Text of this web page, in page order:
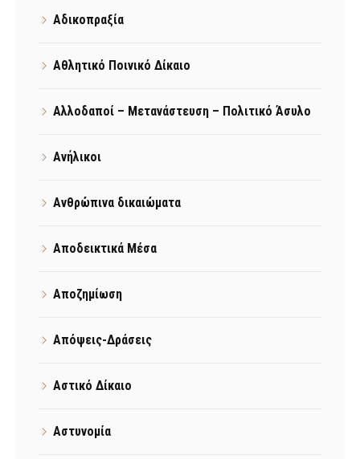
Αδικοπραξία
Αθλητικό Ποινικό Δίκαιο
Αλλοδαποί – Μετανάστευση – Πολιτικό Άσυλο
Ανήλικοι
Ανθρώπινα δικαιώματα
Αποδεικτικά Μέσα
Αποζημίωση
Απόψεις-Δράσεις
Αστικό Δίκαιο
Αστυνομία